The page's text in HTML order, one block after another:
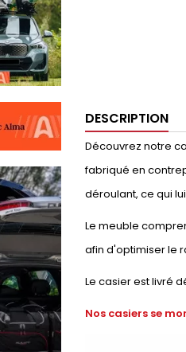
DESCRIPTION
Découvrez notre
fabriqué en
déroulant, ce qui
Le meuble
afin d'optimiser le
Le casier est livré
Nos casiers se